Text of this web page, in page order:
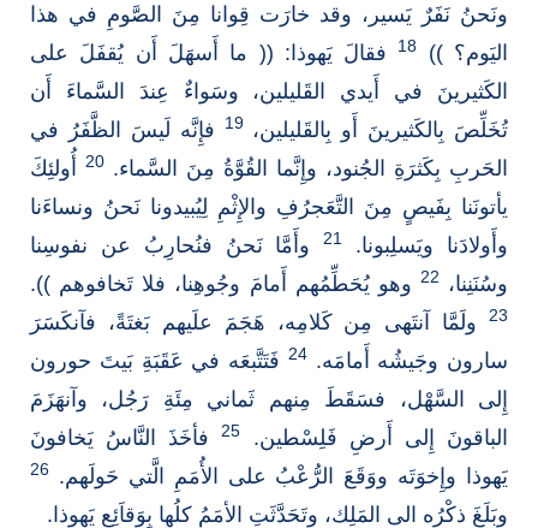
ونَحنُ نَفَرٌ يَسير، وقد خارَت قِوانا مِنَ الصَّومِ في هذا
اليَوم؟ ))
18
فقالَ يَهوذا: (( ما أَسهَلَ أَن يُقفَلَ على
الكَثيرينَ في أَيدي القَليلين، وسَواءٌ عِندَ السَّماءَ أَن
تُخَلِّصَ بِالكَثيرينَ أَو بِالقَليلين،19
فإِنَّه لَيسَ الظَّفَرُ في
الحَربِ بِكَثرَةِ الجُنود، وإِنَّما القُوَّةُ مِنَ السَّماء. 20 أُولئِكَ
يأتونَنا بِفَيصٍ مِنَ التَّعَجرُفِ والإِثْمِ لِيُبيدونا نَحنُ ونساءَنا
وأَولادَنا ويَسلِبونا.
21وأَمَّا نَحنُ فنُحارِبُ عن نفوسِنا
وسُنَنِنا،
22 وهو يُحَطِّمُهم أَمامَ وجُوهِنا، فلا تَخافوهم )).
23
ولَمَّا آنتَهى مِن كَلامِه، هَجَمَ علَيهم بَغتَةً، فآنكَسَرَ
سارون وجَيشُه أَمامَه.24 فَتَتَّبعَه في عَقَبَةِ بَيتَ حورون
إِلى السَّهْل، فسَقَطَ مِنهم ثَماني مِئَةِ رَجُل، وآنهَزَمَ
الباقونَ إِلى أَرضِ فَلِسْطين.
25فأخَذَ النَّاسُ يَخافونَ
يَهوذا وإِخوَتَه ووَقَعَ الرُّعْبُ على الأُمَمِ الَّتي حَولَهم. 26
وبَلَغَ ذكْرُه الى المَلِك، وتَحَدَّثَتِ الأمَمُ كلُها بِوَقاَئِعِ يَهوذا.